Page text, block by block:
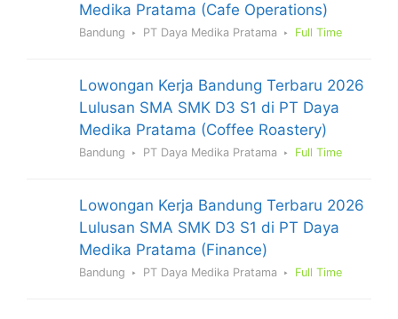
Medika Pratama (Cafe Operations)
Bandung PT Daya Medika Pratama Full Time
Lowongan Kerja Bandung Terbaru 2026
Lulusan SMA SMK D3 S1 di PT Daya
Medika Pratama (Coffee Roastery)
Bandung PT Daya Medika Pratama Full Time
Lowongan Kerja Bandung Terbaru 2026
Lulusan SMA SMK D3 S1 di PT Daya
Medika Pratama (Finance)
Bandung PT Daya Medika Pratama Full Time